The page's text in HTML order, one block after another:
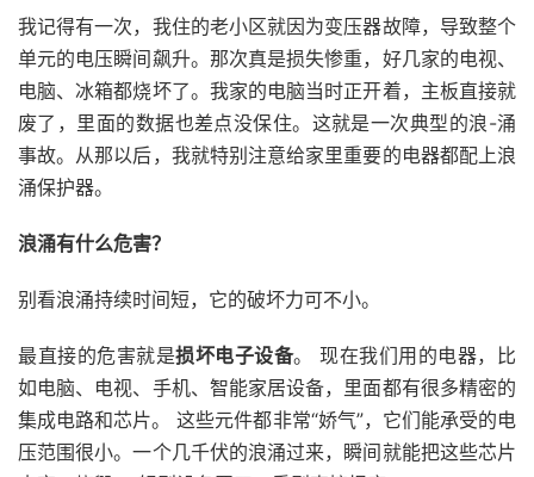
我记得有一次，我住的老小区就因为变压器故障，导致整个
单元的电压瞬间飙升。那次真是损失惨重，好几家的电视、
电脑、冰箱都烧坏了。我家的电脑当时正开着，主板直接就
废了，里面的数据也差点没保住。这就是一次典型的浪-涌
事故。从那以后，我就特别注意给家里重要的电器都配上浪
涌保护器。
浪涌有什么危害？
别看浪涌持续时间短，它的破坏力可不小。
最直接的危害就是损坏电子设备。 现在我们用的电器，比
如电脑、电视、手机、智能家居设备，里面都有很多精密的
集成电路和芯片。 这些元件都非常“娇气”，它们能承受的电
压范围很小。一个几千伏的浪涌过来，瞬间就能把这些芯片